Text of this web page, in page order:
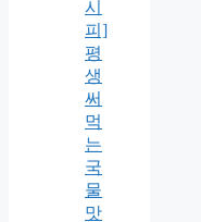
시
피]
평
생
써
먹
는
국
물
맛